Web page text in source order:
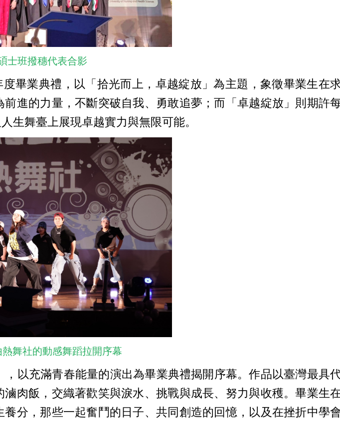
士班撥穗代表合影
畢業典禮，以「拾光而上，卓越綻放」為主題，象徵畢業生在
進的力量，不斷突破自我、勇敢追夢；而「卓越綻放」則期許
生舞臺上展現卓越實力與無限可能。
舞社的動感舞蹈拉開序幕
以充滿青春能量的演出為畢業典禮揭開序幕。作品以臺灣最具
肉飯，交織著歡笑與淚水、挑戰與成長、努力與收穫。畢業生
分，那些一起奮鬥的日子、共同創造的回憶，以及在挫折中學